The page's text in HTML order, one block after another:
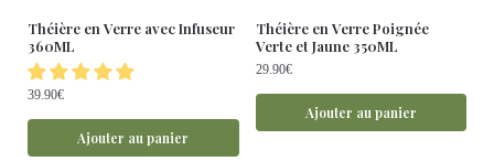
Théière en Verre avec Infuseur
360ML
39.90€
Ajouter au panier
Théière en Verre Poignée
Verte et Jaune 350ML
29.90€
Ajouter au panier